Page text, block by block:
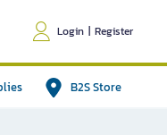
Login | Register
B2S Store